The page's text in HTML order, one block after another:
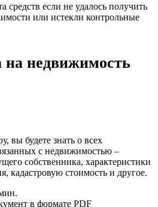
средств если не удалось получить
или истекли контрольные
на недвижимость
вы будете знать о всех
с недвижимостью –
собственника, характеристики
кадастровую стоимость и другое.
в формате PDF